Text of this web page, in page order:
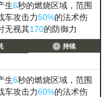
生6秒的燃烧区域，范围
车攻击力50%的法术伤
无视其170的防御力
持续
生6秒的燃烧区域，范围
车攻击力60%的法术伤